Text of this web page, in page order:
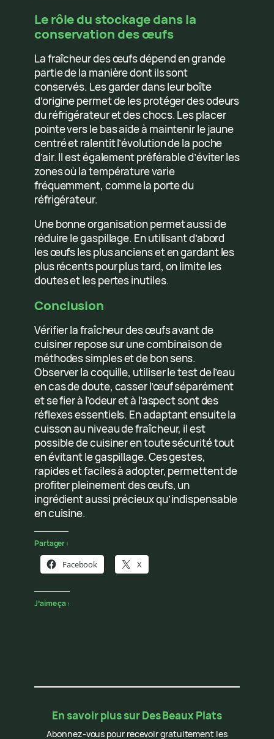
Le rôle du stockage dans la
conservation des œufs
La fraîcheur des œufs dépend en grande
partie de la manière dont ils sont
conservés. Les garder dans leur boîte
d’origine permet de les protéger des odeurs
du réfrigérateur et des chocs. Les placer
pointe vers le bas aide à maintenir le jaune
centré et ralentit l’évolution de la poche
d’air. Il est également préférable d’éviter les
zones où la température varie
fréquemment, comme la porte du
réfrigérateur.
Une bonne organisation permet aussi de
réduire le gaspillage. En utilisant d’abord
les œufs les plus anciens et en gardant les
plus récents pour plus tard, on limite les
doutes et les pertes inutiles.
Conclusion
Vérifier la fraîcheur des œufs avant de
cuisiner repose sur une combinaison de
méthodes simples et de bon sens.
Observer la coquille, utiliser le test de l’eau
en cas de doute, casser l’œuf séparément
et se fier à l’odeur et à l’aspect sont des
réflexes essentiels. En adaptant ensuite la
cuisson au niveau de fraîcheur, il est
possible de cuisiner en toute sécurité tout
en évitant le gaspillage. Ces gestes,
rapides et faciles à adopter, permettent de
profiter pleinement des œufs, un
ingrédient aussi précieux qu’indispensable
en cuisine.
Partager :
Facebook X
J’aime ça :
En savoir plus sur Des Beaux Plats
Abonnez-vous pour recevoir gratuitement les